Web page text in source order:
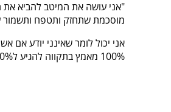
"אני עושה את המיטב להביא את
מוסכמת שתחזק ותטפח ותשמור
אני יכול לומר שאינני יודע אם
100% מאמץ בתקווה להגיע ל100% תוצאות. אינני יכול להבטיח 100% תוצאות, אני כן מבטיח 100% מאמץ".